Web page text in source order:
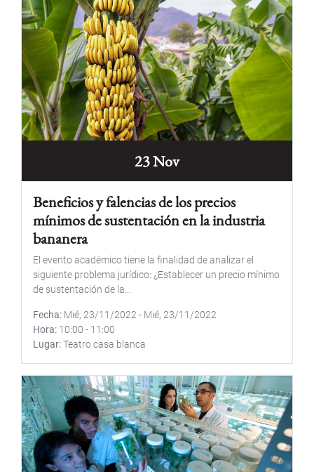
23 Nov
Beneficios y falencias de los precios
mínimos de sustentación en la industria
bananera
El evento académico tiene la finalidad de analizar el
siguiente problema jurídico: ¿Establecer un precio mínimo
de sustentación de la...
Fecha Mié, 23/11/2022- Mié, 23/11/2022
Hora 10:00 - 11:00
Lugar Teatro casa blanca